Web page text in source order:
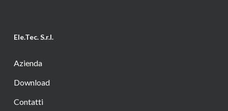
Ele.Tec. S.r.l.
Azienda
Download
Contatti